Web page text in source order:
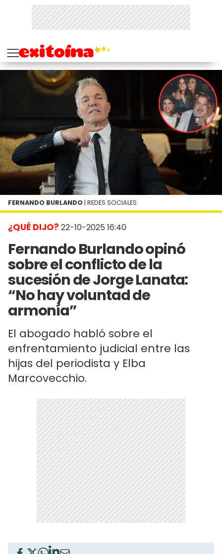
¿QUÉ DIJO? 22-10-2025 16:40
Fernando Burlando opinó
sobre el conflicto de la
sucesión de Jorge Lanata:
“No hay voluntad de
armonía”
El abogado habló sobre el
enfrentamiento judicial entre las
hijas del periodista y Elba
Marcovecchio.
FERNANDO BURLANDO | REDES SOCIALES